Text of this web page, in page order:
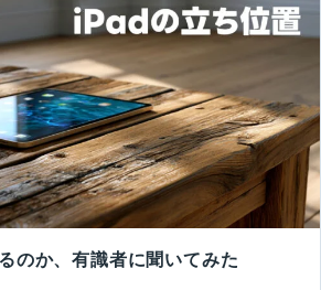
のか、有識者に聞いてみた